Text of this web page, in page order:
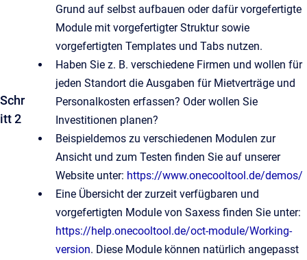
Schr
itt 2
Grund auf selbst aufbauen oder dafür vorgefertigte
Module mit vorgefertigter Struktur sowie
vorgefertigten Templates und Tabs nutzen.
Haben Sie z. B. verschiedene Firmen und wollen für
jeden Standort die Ausgaben für Mietverträge und
Personalkosten erfassen? Oder wollen Sie
Investitionen planen?
Beispieldemos zu verschiedenen Modulen zur
Ansicht und zum Testen finden Sie auf unserer
Website unter: https://www.onecooltool.de/demos/
Eine Übersicht der zurzeit verfügbaren und
vorgefertigten Module von Saxess finden Sie unter:
https://help.onecooltool.de/oct-module/Working-
version. Diese Module können natürlich angepasst